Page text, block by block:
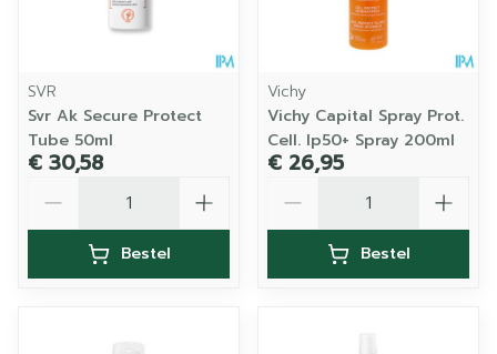
SVR
Svr Ak Secure Protect
Tube 50ml
€ 30,58
Bestel
Vichy
Vichy Capital Spray Prot.
Cell. Ip50+ Spray 200ml
€ 26,95
Bestel